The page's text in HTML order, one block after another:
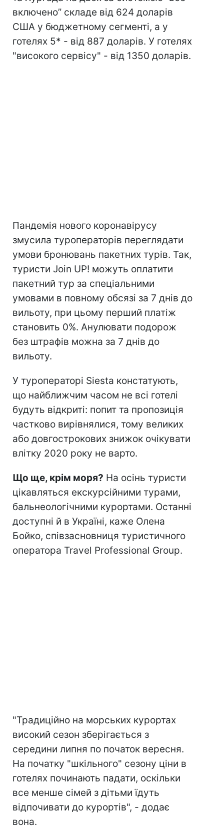
включено” складе від 624 доларів
США у бюджетному сегменті, а у
готелях 5* - від 887 доларів. У готелях
"високого сервісу" - від 1350 доларів.
Пандемія нового коронавірусу
змусила туроператорів переглядати
умови бронювань пакетних турів. Так,
туристи Join UP! можуть оплатити
пакетний тур за спеціальними
умовами в повному обсязі за 7 днів до
вильоту, при цьому перший платіж
становить 0%. Анулювати подорож
без штрафів можна за 7 днів до
вильоту.
У туроператорі Siesta констатують,
що найближчим часом не всі готелі
будуть відкриті: попит та пропозиція
частково вирівнялися, тому великих
або довгострокових знижок очікувати
влітку 2020 року не варто.
Що ще, крім моря? На осінь туристи
цікавляться екскурсійними турами,
бальнеологічними курортами. Останні
доступні й в Україні, каже Олена
Бойко, співзасновниця туристичного
оператора Travel Professional Group.
"Традиційно на морських курортах
високий сезон зберігається з
середини липня по початок вересня.
На початку "шкільного" сезону ціни в
готелях починають падати, оскільки
все менше сімей з дітьми їдуть
відпочивати до курортів", - додає
вона.